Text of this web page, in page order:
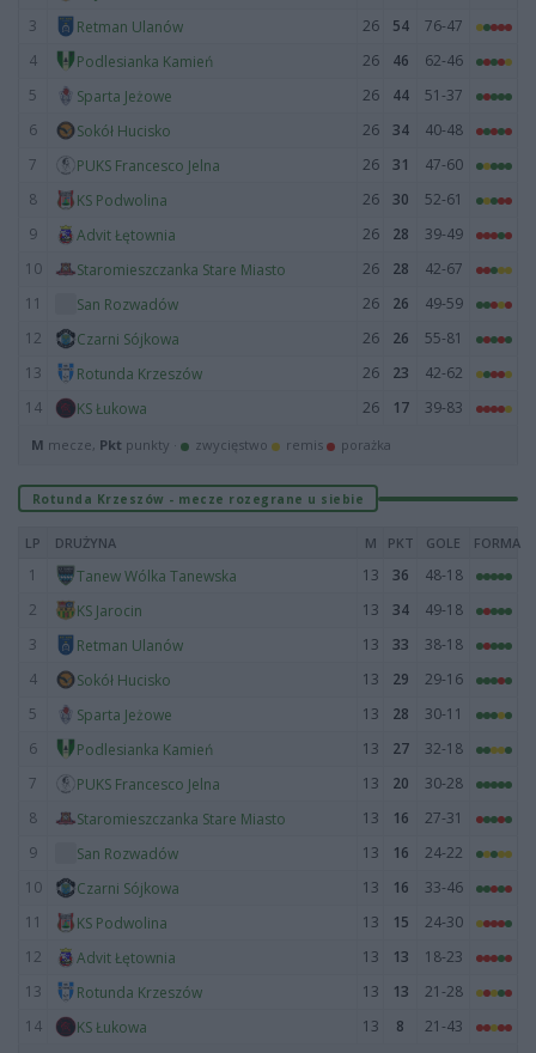
3
Retman Ulanów 26 54
76-47
4
Podlesianka Kamień 26 46
62-46
5
Sparta Jeżowe 26 44
51-37
6
Sokół Hucisko 26 34
40-48
7
PUKS Francesco Jelna 26 31
47-60
8
KS Podwolina 26 30
52-61
9
Advit Łętownia 26 28
39-49
10
Staromieszczanka Stare Miasto 26 28
42-67
11
San Rozwadów 26 26
49-59
12
Czarni Sójkowa 26 26
55-81
13
Rotunda Krzeszów 26 23
42-62
14
KS Łukowa 26 17 39-83
M mecze, Pkt punkty · zwycięstwo remis porażka
Rotunda Krzeszów - mecze rozegrane u siebie
LP DRUŻYNA M PKT GOLE FORMA
1 Tanew Wólka Tanewska 13 36
48-18
2
KS Jarocin 13 34
49-18
3
Retman Ulanów 13 33
38-18
4
Sokół Hucisko 13 29
29-16
5
Sparta Jeżowe 13 28
30-11
6
Podlesianka Kamień 13 27
32-18
7
PUKS Francesco Jelna 13 20
30-28
8
Staromieszczanka Stare Miasto 13 16
27-31
9
San Rozwadów 13 16
24-22
10
Czarni Sójkowa 13 16
33-46
11
KS Podwolina 13 15
24-30
12
Advit Łętownia 13 13
18-23
13
Rotunda Krzeszów 13 13
21-28
14
KS Łukowa 13 8 21-43